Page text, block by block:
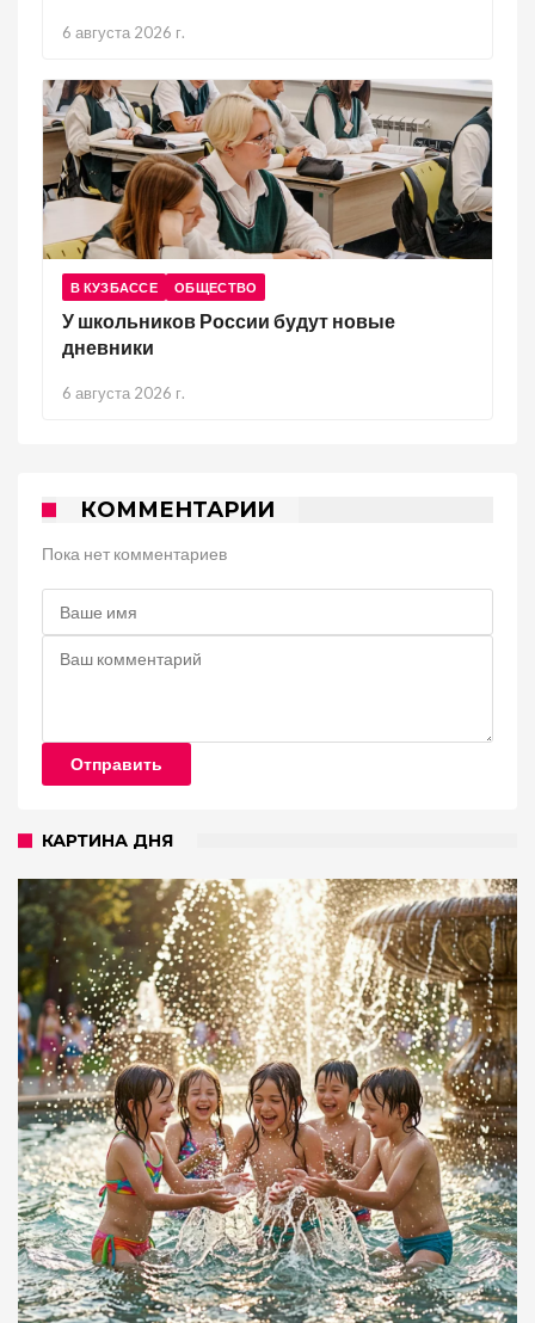
6 августа 2026 г.
В КУЗБАССЕ ОБЩЕСТВО
У школьников России будут новые
дневники
6 августа 2026 г.
КОММЕНТАРИИ
Пока нет комментариев
Отправить
КАРТИНА ДНЯ